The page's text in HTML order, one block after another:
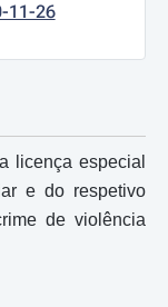
11-26
licença especial
e do respetivo
de violência